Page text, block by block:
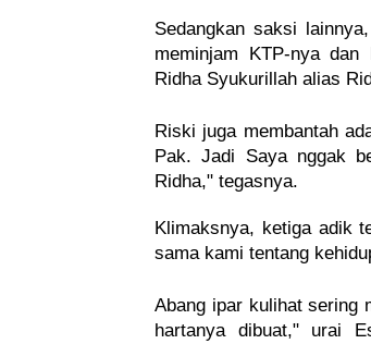
Sedangkan saksi
meminjam KTP-nya
Ridha Syukurillah alias
Riski juga membantah
Pak. Jadi Saya nggak
Ridha," tegasnya.
Klimaksnya, ketiga adik
sama kami tentang
Abang ipar kulihat sering
hartanya dibuat," urai